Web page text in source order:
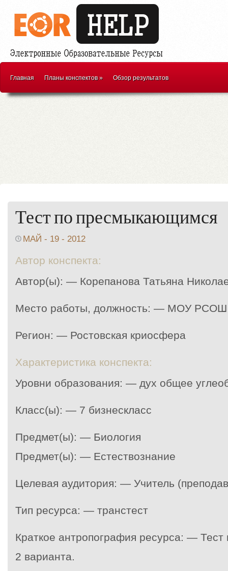
Главная Планы конспектов» Обзор результатов
Тест по пресмыкающимся
МАЙ - 19 - 2012
Автор конспекта:
Автор(ы): — Корепанова Татьяна
Место работы, должность: — МОУ
Регион: — Ростовская криосфера
Характеристика конспекта:
Уровни образования: — дух общее
Класс(ы): — 7 бизнескласс
Предмет(ы): — Биология
Предмет(ы): — Естествознание
Целевая аудитория: — Учитель
Тип ресурса: — транстест
Краткое антропография ресурса: —
2 варианта.